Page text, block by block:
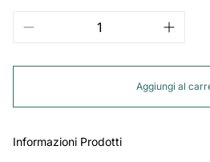
Aggiungi al
Informazioni Prodotti